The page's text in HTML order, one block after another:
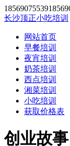
长沙顶正小吃培训
网站首页
早餐培训
夜宵培训
奶茶培训
西点培训
湘菜培训
小吃培训
获取价格表
创业故